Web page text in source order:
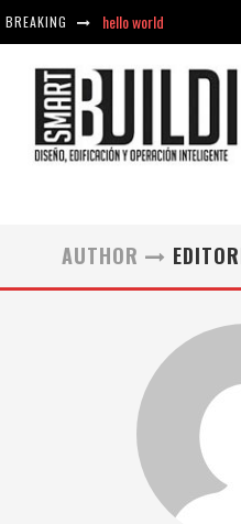
BREAKING hello world
hello world
AUTHOR